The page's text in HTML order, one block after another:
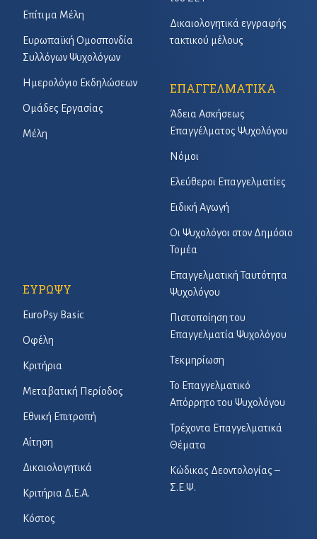
Επίτιμα Μέλη
Ευρωπαϊκή Ομοσπονδία
Συλλόγων Ψυχολόγων
Ημερολόγιο Εκδηλώσεων
Ομάδες Εργασίας
Μέλη
Δικαιολογητικά εγγραφής
τακτικού μέλους
ΕΠΑΓΓΕΛΜΑΤΙΚΑ
Άδεια Ασκήσεως
Επαγγέλματος Ψυχολόγου
Νόμοι
Ελεύθεροι Επαγγελματίες
Ειδική Αγωγή
Οι Ψυχολόγοι στον Δημόσιο
Τομέα
Επαγγελματική Ταυτότητα
Ψυχολόγου
Πιστοποίηση του
Επαγγελματία Ψυχολόγου
Τεκμηρίωση
Το Επαγγελματικό
Απόρρητο του Ψυχολόγου
Τρέχοντα Επαγγελματικά
Θέματα
Κώδικας Δεοντολογίας –
Σ.Ε.Ψ.
ΕΥΡΩΨΥ
EuroPsy Basic
Οφέλη
Κριτήρια
Μεταβατική Περίοδος
Εθνική Επιτροπή
Αίτηση
Δικαιολογητικά
Κριτήρια Δ.Ε.Α.
Κόστος